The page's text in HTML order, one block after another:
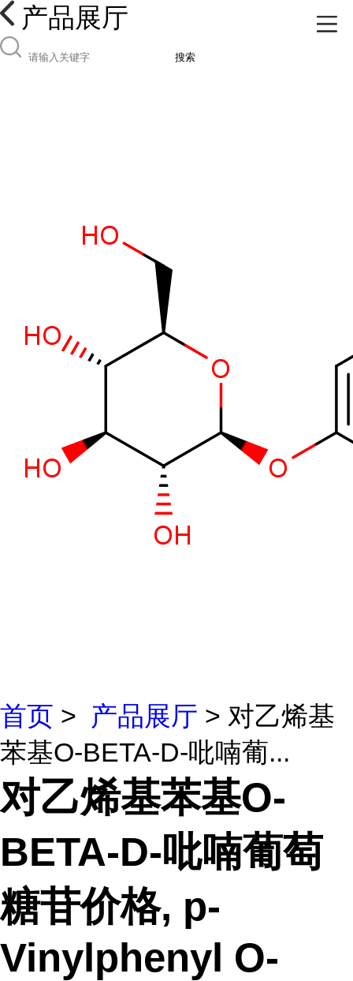
产品展厅
搜索
首页 > 产品展厅 > 对乙烯基
苯基O-BETA-D-吡喃葡...
对乙烯基苯基O-
BETA-D-吡喃葡萄
糖苷价格, p-
Vinylphenyl O-